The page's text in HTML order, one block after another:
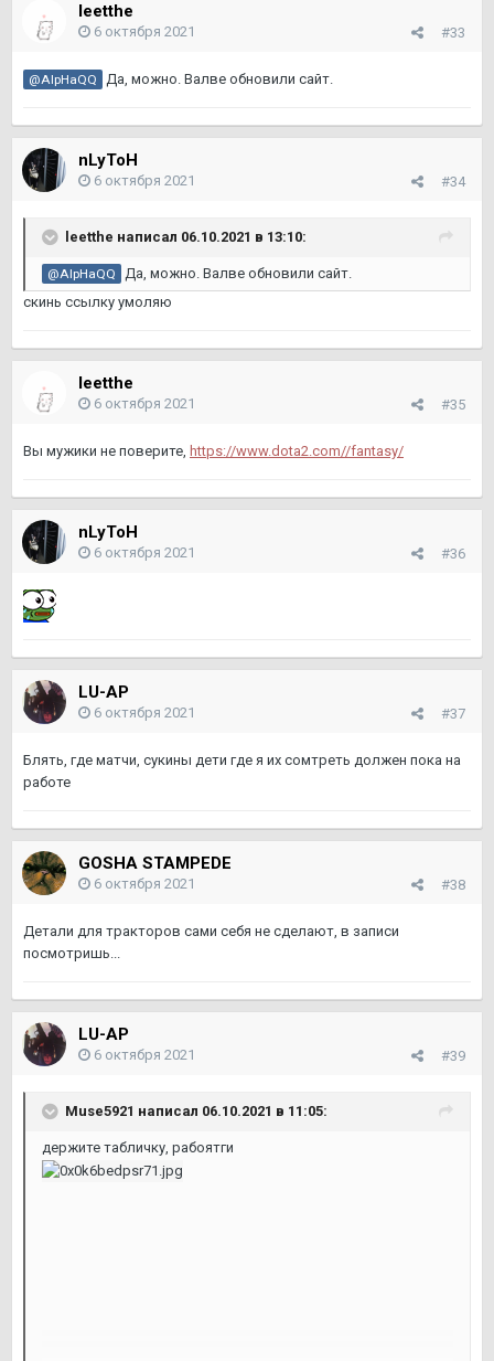
leetthe
#33
6 октября 2021
@AlpHaQQ Да, можно. Валве обновили сайт.
nLyToH
#34
6 октября 2021
leetthe написал 06.10.2021 в 13:10:
@AlpHaQQ
Да, можно. Валве обновили сайт.
скинь ссылку умоляю
leetthe
#35
6 октября 2021
Вы мужики не поверите, https://www.dota2.com//fantasy/
nLyToH
#36
6 октября 2021
LU-AP
#37
6 октября 2021
Блять, где матчи, сукины дети где я их сомтреть должен пока на
работе
GOSHA STAMPEDE
#38
6 октября 2021
Детали для тракторов сами себя не сделают, в записи
посмотришь...
LU-AP
#39
6 октября 2021
Muse5921 написал 06.10.2021 в 11:05:
держите табличку, рабоятги